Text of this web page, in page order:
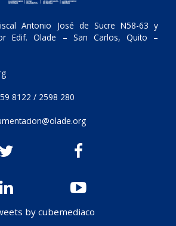
Antonio José de Sucre N58-63 y
Edif. Olade – San Carlos, Quito –
8122 / 2598 280
by cubemediaco